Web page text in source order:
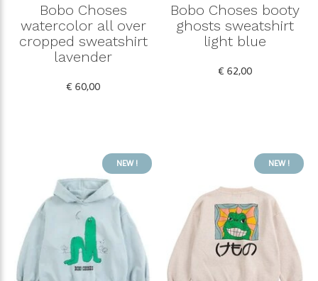
Bobo Choses
watercolor all over
cropped sweatshirt
lavender
€ 60,00
Bobo Choses booty
ghosts sweatshirt
light blue
€ 62,00
NEW ! NEW !